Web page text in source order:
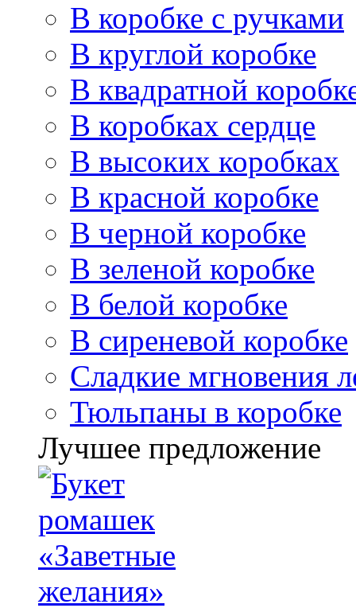
В коробке с ручками
В круглой коробке
В квадратной
В коробках сердце
В высоких коробках
В красной коробке
В черной коробке
В зеленой коробке
В белой коробке
В сиреневой коробке
Сладкие мгновения
Тюльпаны в коробке
Лучшее предложение